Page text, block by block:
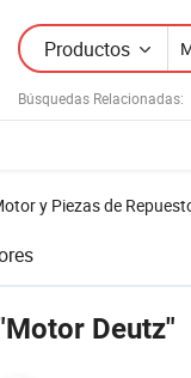
Productos
Búsquedas Relacionadas:
y Piezas de
Deutz"